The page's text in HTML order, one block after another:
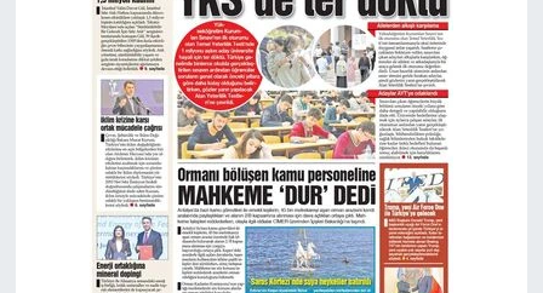
BİLİM VE TEKNOLOJİ
OTOMOBİL
KURUMSAL